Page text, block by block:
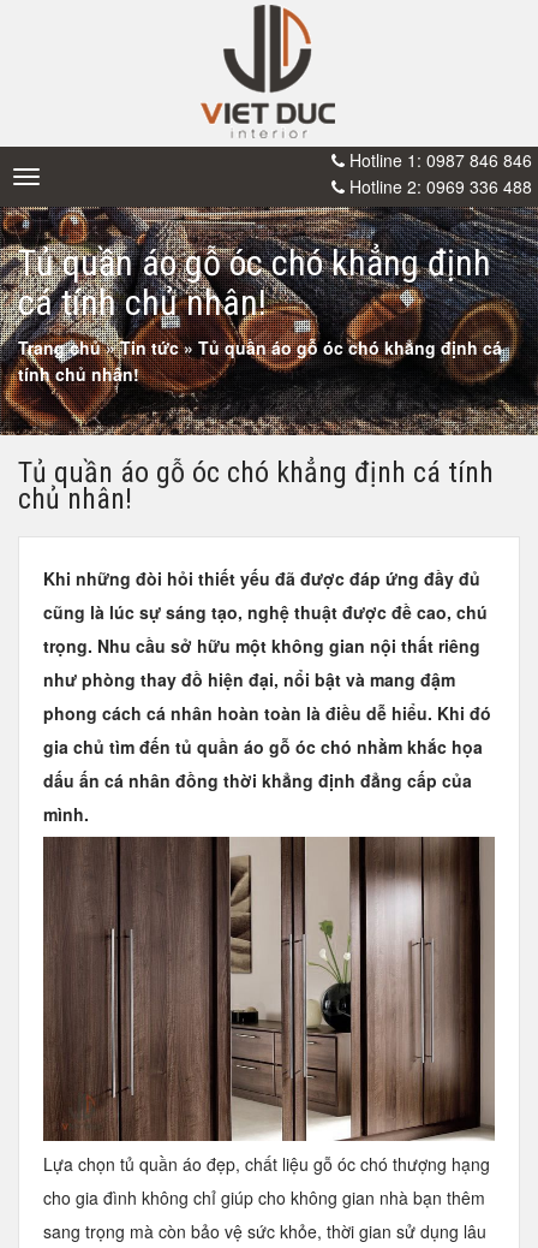
Toggle
navigation
Hotline 1: 0987 846 846
Hotline 2: 0969 336 488
Tủ quần áo gỗ óc chó khẳng định
cá tính chủ nhân!
Trang chủ»Tin tức»Tủ quần áo gỗ óc chó khẳng định cá
tính chủ nhân!
Tủ quần áo gỗ óc chó khẳng định cá tính
chủ nhân!
Khi những đòi hỏi thiết yếu đã được đáp ứng đầy đủ
cũng là lúc sự sáng tạo, nghệ thuật được đề cao, chú
trọng. Nhu cầu sở hữu một không gian nội thất riêng
như phòng thay đồ hiện đại, nổi bật và mang đậm
phong cách cá nhân hoàn toàn là điều dễ hiểu. Khi đó
gia chủ tìm đến tủ quần áo gỗ óc chó nhằm khắc họa
dấu ấn cá nhân đồng thời khẳng định đẳng cấp của
mình.
Lựa chọn tủ quần áo đẹp, chất liệu gỗ óc chó thượng hạng
cho gia đình không chỉ giúp cho không gian nhà bạn thêm
sang trọng mà còn bảo vệ sức khỏe, thời gian sử dụng lâu